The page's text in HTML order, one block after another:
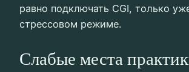
равно подключать CGI, только
стрессовом режиме.
Слабые места